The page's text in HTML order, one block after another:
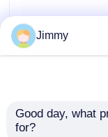
लिथियम पॉलिमर बैटरी
छोटी लीपो बैटरी
AUK 303055
Jimmy
Good day, what
for?